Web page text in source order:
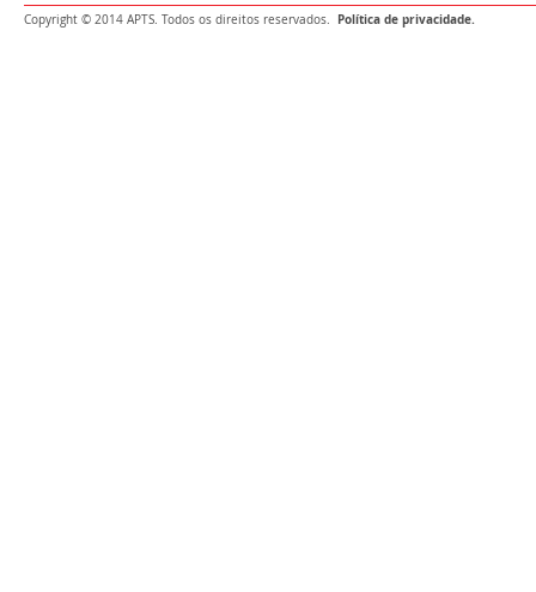
Copyright © 2014 APTS. Todos os direitos reservados. Política de privacidade.